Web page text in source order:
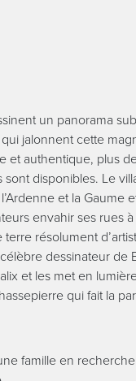
un panorama
jalonnent cette
et authentique, plus
disponibles. Le
et la Gaume
envahir ses rues à
résolument
dessinateur de
et les met en
qui fait la
famille en